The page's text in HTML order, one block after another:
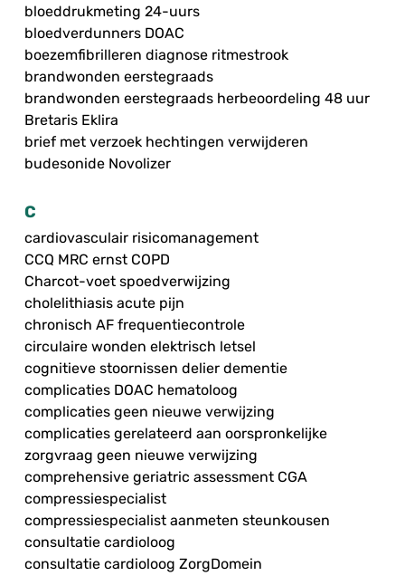
bloeddrukmeting 24-uurs
bloedverdunners DOAC
boezemfibrilleren diagnose ritmestrook
brandwonden eerstegraads
brandwonden eerstegraads herbeoordeling 48 uur
Bretaris Eklira
brief met verzoek hechtingen verwijderen
budesonide Novolizer
C
cardiovasculair risicomanagement
CCQ MRC ernst COPD
Charcot-voet spoedverwijzing
cholelithiasis acute pijn
chronisch AF frequentiecontrole
circulaire wonden elektrisch letsel
cognitieve stoornissen delier dementie
complicaties DOAC hematoloog
complicaties geen nieuwe verwijzing
complicaties gerelateerd aan oorspronkelijke
zorgvraag geen nieuwe verwijzing
comprehensive geriatric assessment CGA
compressiespecialist
compressiespecialist aanmeten steunkousen
consultatie cardioloog
consultatie cardioloog ZorgDomein